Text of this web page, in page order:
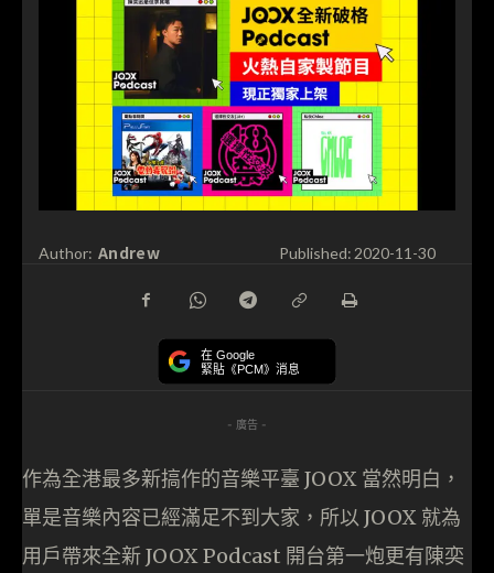
Author: Andrew Published: 2020-11-30
在 Google
緊貼《PCM》消息
- 廣告 -
作為全港最多新搞作的音樂平臺 JOOX 當然明白，
單是音樂內容已經滿足不到大家，所以 JOOX 就為
用戶帶來全新 JOOX Podcast 開台第一炮更有陳奕